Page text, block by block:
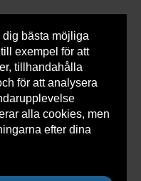
bästa möjliga
exempel för att
tillhandahålla
för att analysera
alla cookies, men
efter dina
varorSnabborder
>
High performance
>
AT 4541-2-50